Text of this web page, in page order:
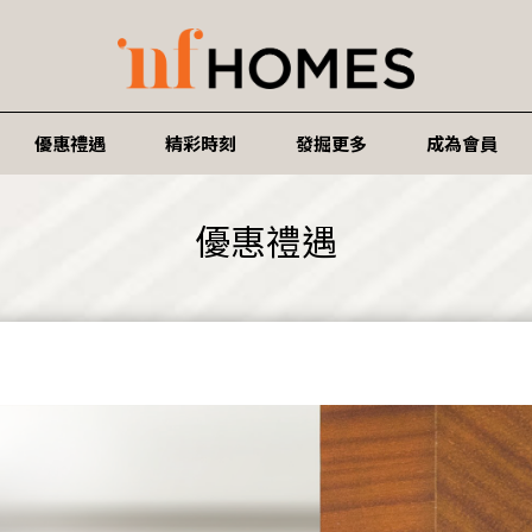
優惠禮遇 精彩時刻 發掘更多 成為會員
優惠禮遇